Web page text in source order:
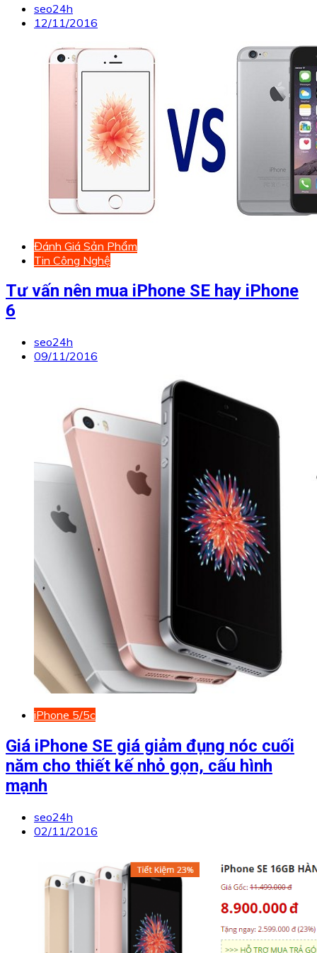
seo24h
12/11/2016
Đánh Giá Sản Phẩm
Tin Công Nghệ
Tư vấn nên mua iPhone SE hay iPhone
6
seo24h
09/11/2016
iPhone 5/5c
Giá iPhone SE giá giảm đụng nóc cuối
năm cho thiết kế nhỏ gọn, cấu hình
mạnh
seo24h
02/11/2016